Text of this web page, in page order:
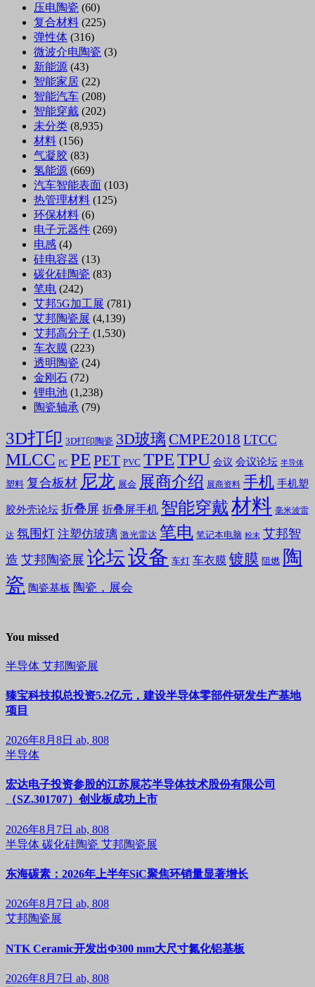
压电陶瓷 (60)
复合材料 (225)
弹性体 (316)
微波介电陶瓷 (3)
新能源 (43)
智能家居 (22)
智能汽车 (208)
智能穿戴 (202)
未分类 (8,935)
材料 (156)
气凝胶 (83)
氢能源 (669)
汽车智能表面 (103)
热管理材料 (125)
环保材料 (6)
电子元器件 (269)
电感 (4)
硅电容器 (13)
碳化硅陶瓷 (83)
笔电 (242)
艾邦5G加工展 (781)
艾邦陶瓷展 (4,139)
艾邦高分子 (1,530)
车衣膜 (223)
透明陶瓷 (24)
金刚石 (72)
锂电池 (1,238)
陶瓷轴承 (79)
3D打印 3D打印陶瓷 3D玻璃 CMPE2018 LTCC
MLCC PC PE PET PVC TPETPU 会议 会议论坛 半导体
塑料 复合板材 尼龙 展会 展商介绍 展商资料 手机 手机塑
胶外壳论坛 折叠屏 折叠屏手机 智能穿戴材料 毫米波雷
达 氛围灯 注塑仿玻璃 激光雷达 笔电 笔记本电脑 粉末 艾邦智
造 艾邦陶瓷展 论坛设备 车灯 车衣膜 镀膜 阻燃 陶
瓷 陶瓷基板 陶瓷，展会
You missed
半导体 艾邦陶瓷展
臻宝科技拟总投资5.2亿元，建设半导体零部件研发生产基地
项目
2026年8月8日 ab, 808
半导体
宏达电子投资参股的江苏展芯半导体技术股份有限公司
（SZ.301707）创业板成功上市
2026年8月7日 ab, 808
半导体 碳化硅陶瓷 艾邦陶瓷展
东海碳素：2026年上半年SiC聚焦环销量显著增长
2026年8月7日 ab, 808
艾邦陶瓷展
NTK Ceramic开发出Φ300 mm大尺寸氮化铝基板
2026年8月7日 ab, 808